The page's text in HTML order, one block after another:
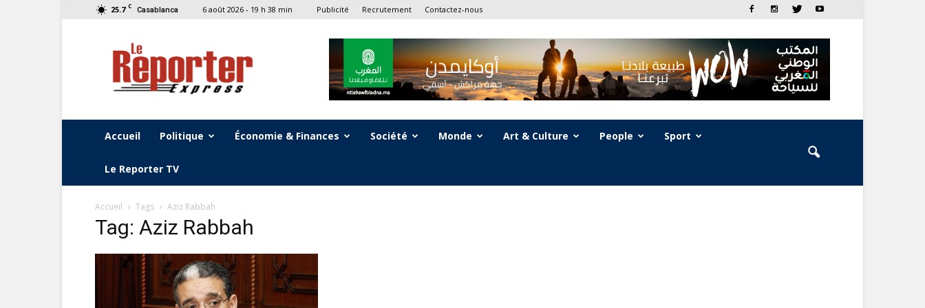
25.7 C Casablanca 6 août 2026 - 19 h 38 min Publicité Recrutement Contactez-nous
Le
Reporter
Express
Accueil Politique Économie & Finances Société Monde Art & Culture People Sport
Le Reporter TV
Accueil Tags Aziz Rabbah
Tag: Aziz Rabbah